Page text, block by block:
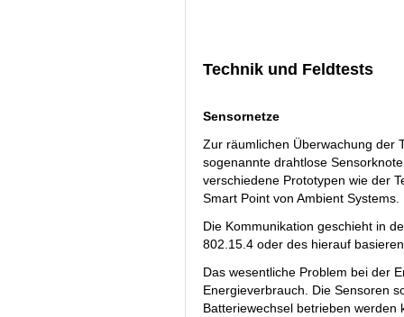
Technik und Feldtests
Sensornetze
Zur räumlichen Überwachung der
sogenannte drahtlose
verschiedene Prototypen wie der
Smart Point von Ambient Systems.
Die Kommunikation geschieht in
802.15.4 oder des hierauf
Das wesentliche Problem bei der
Energieverbrauch. Die Sensoren
Batteriewechsel betrieben werden